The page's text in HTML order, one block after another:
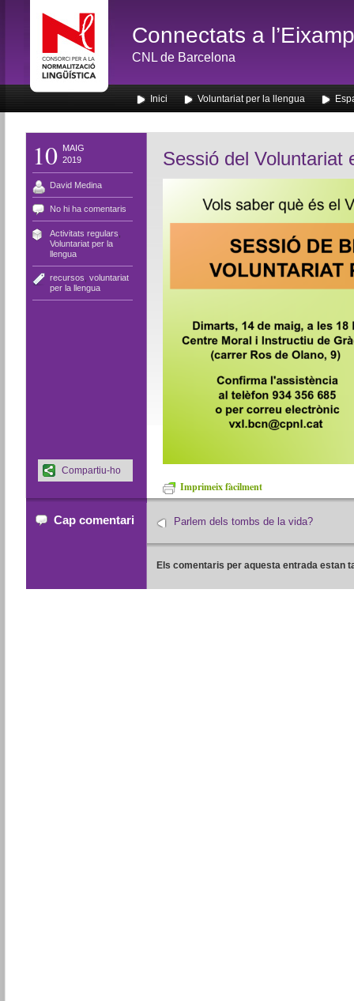
Connectats a
CNL de Barcelona
Inici Voluntariat per la llengua
10
MAIG
2019
David Medina
No hi ha comentaris
Activitats regulars
Voluntariat per la
llengua
recursos voluntariat
per la llengua
Sessió del Voluntariat
Imprimeix fàcilment
Compartiu-ho
Cap comentari Parlem dels tombs de la vida?
Els comentaris per aquesta entrada estan